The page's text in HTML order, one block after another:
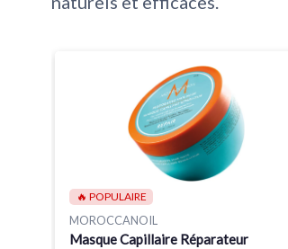
🔥 POPULAIRE
MOROCCANOIL
Masque Capillaire Réparateur